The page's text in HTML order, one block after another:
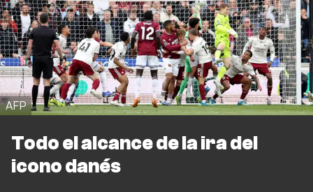
AFP
Todo el alcance de la ira del
icono danés